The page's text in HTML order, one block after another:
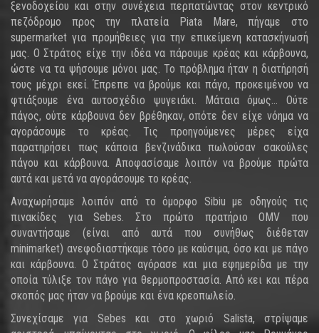
ξενοδοχείου και στην συνέχεια περπατώντας στον κεντρικό
πεζόδρομο προς την πλατεία Piata Mare, πήγαμε στο
supermarket για προμήθειες για την επικείμενη κατασκήνωσή
μας. Ο Στράτος είχε την ιδέα να πάρουμε κρέας και κάρβουνα,
ώστε να τα ψήσουμε μόνοι μας. Το πρόβλημα ήταν η διατήρησή
τους μέχρι εκεί. Έπρεπε να βρούμε και πάγο, προκειμένου να
φτιάξουμε ένα αυτοσχέδιο ψυγειάκι. Μάταια όμως... Ούτε
πάγος, ούτε κάρβουνα δεν βρέθηκαν, οπότε δεν είχε νόημα να
αγοράσουμε το κρέας. Τις προηγούμενες μέρες είχα
παρατηρήσει πως κάποια βενζινάδικα πωλούσαν σακούλες
πάγου και κάρβουνα. Αποφασίσαμε λοιπόν να βρούμε πρώτα
αυτά και μετά να αγοράσουμε το κρέας.
Αναχωρήσαμε λοιπόν από το όμορφο Sibiu με οδηγούς τις
πινακίδες για Sebes. Στο πρώτο πρατήριο OMV που
συναντήσαμε (είναι από αυτά που συνήθως διέθεταν
minimarket) ανεφοδιαστήκαμε τόσο με καύσιμα, όσο και με πάγο
και κάρβουνα. Ο Στράτος αγόρασε και μια εφημερίδα με την
οποία τύλιξε τον πάγο για θερμοπροστασία. Από κει και πέρα
σκοπός μας ήταν να βρούμε και ένα κρεοπωλείο.
Συνεχίσαμε για Sebes και στο χωριό Salista, στρίψαμε